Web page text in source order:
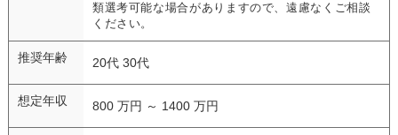
類選考可能な場合がありますので、遠慮なくご相談
ください。
推奨年齢 20代 30代
想定年収 800 万円 ～ 1400 万円